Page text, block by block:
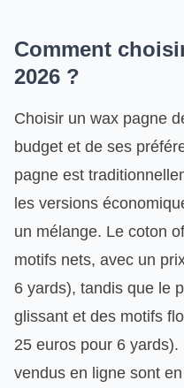
Comment
2026 ?
Choisir un wax pagne
budget et de ses
pagne est
les versions
un mélange. Le coton
motifs nets, avec un
6 yards), tandis que le
glissant et des motifs
25 euros pour 6
vendus en ligne sont